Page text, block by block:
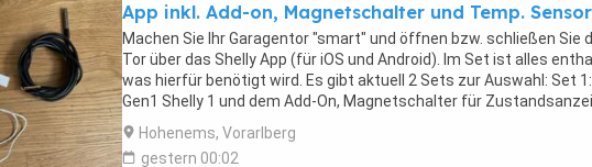
Android abrufbar!) 4 Stück DC Kabel mit MC4 Stecker (Länge nach
Bedarf, max 12m im Preis enthalten) Alle Teile sind neu, und haben
selbstverständlich volle Garantie! Mit einer solchen Anlage können
die Grundlast eines Hauses oder einer Wohnung sehr gut
Kein kompliziertes Genehmigungsverfahren. Nur eine Anmeldung
Netzbetreiber ist erforderlich, 2 Wochen vor Inbetriebnahme,
idealerweise. Sehr einfache Installation und Inbetriebnahme. (Plug-
and-Play sozusagen) Eine Zustellung und Inbetriebnahme
App inkl. Add-on, Magnetschalter und Temp. Sensor
Machen Sie Ihr Garagentor "smart" und öffnen bzw. schließen Sie
Tor über das Shelly App (für iOS und Android). Im Set ist alles
was hierfür benötigt wird. Es gibt aktuell 2 Sets zur Auswahl: Set
Gen1 Shelly 1 und dem Add-On, Magnetschalter für
sowie ein Temperatursensor (optional), genaue, detailierte
Installationsanleitung; Kosten: 50,- EUR Set 2: Gen3 Shelly 1 und
Hohenems, Vorarlberg
gestern 00:02